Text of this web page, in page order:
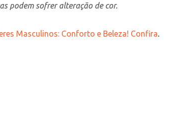
podem sofrer alteração de cor.
Masculinos: Conforto e Beleza! Confira.